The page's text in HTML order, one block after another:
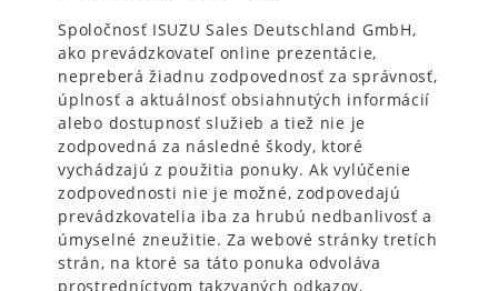
Spoločnosť ISUZU Sales Deutschland GmbH,
ako prevádzkovateľ online prezentácie,
nepreberá žiadnu zodpovednosť za správnosť,
úplnosť a aktuálnosť obsiahnutých informácií
alebo dostupnosť služieb a tiež nie je
zodpovedná za následné škody, ktoré
vychádzajú z použitia ponuky. Ak vylúčenie
zodpovednosti nie je možné, zodpovedajú
prevádzkovatelia iba za hrubú nedbanlivosť a
úmyselné zneužitie. Za webové stránky tretích
strán, na ktoré sa táto ponuka odvoláva
prostredníctvom takzvaných odkazov,